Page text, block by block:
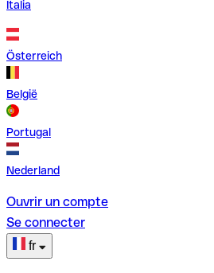
Italia
Österreich
België
Portugal
Nederland
Ouvrir un compte
Se connecter
fr